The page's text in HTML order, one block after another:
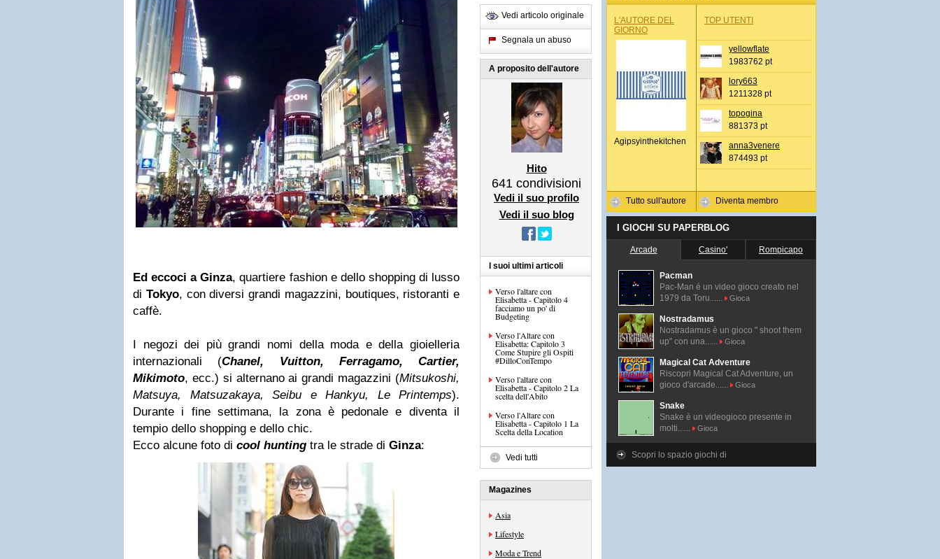
Ed eccoci a Ginza, quartiere fashion e dello shoppingdi lusso
di Tokyo, con diversi grandi magazzini, boutiques, ristoranti e
caffè.
I negozi dei più grandi nomi della moda e della gioielleria
internazionali (Chanel, Vuitton, Ferragamo, Cartier,
Mikimoto, ecc.) si alternano ai grandi magazzini (Mitsukoshi,
Matsuya, Matsuzakaya, Seibu e Hankyu, Le Printemps).
Durante i fine settimana, la zona è pedonale e diventa il
tempio dello shopping e dello chic.
Ecco alcune foto di cool hunting tra le strade di Ginza:
Vedi articolo originale
Segnala un abuso
A proposito dell'autore
Hito
641 condivisioni
Vedi il suo profilo
Vedi il suo blog
I suoi ultimi articoli
Verso l'altare con
Elisabetta - Capitolo 4
facciamo un po' di
Budgeting
Verso l'Altare con
Elisabetta: Capitolo 3
Come Stupire gli Ospiti
#DilloConTempo
Verso l'altare con
Elisabetta - Capitolo 2 La
scelta dell'Abito
Verso l'Altare con
Elisabetta - Capitolo 1 La
Scelta della Location
Vedi tutti
Magazines
Asia
Lifestyle
Moda e Trend
L'AUTORE DEL
GIORNO
Agipsyinthekitchen
Tutto sull'autore
TOP UTENTI
yellowflate
1983762 pt
lory663
1211328 pt
topogina
881373 pt
anna3venere
874493 pt
Diventa membro
I GIOCHI SU PAPERBLOG
Arcade Casino' Rompicapo
Pacman
Pac-Man é un video gioco creato nel
1979 da Toru......
Gioca
Nostradamus
Nostradamus è un gioco " shoot them
up" con una......
Gioca
Magical Cat Adventure
Riscopri Magical Cat Adventure, un
gioco d'arcade......
Gioca
Snake
Snake è un videogioco presente in
molti......
Gioca
Scopri lo spazio giochi di